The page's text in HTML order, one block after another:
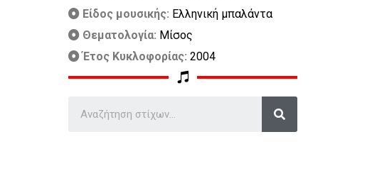
Είδος μουσικής: Ελληνική μπαλάντα
Θεματολογία: Μίσος
Έτος Κυκλοφορίας: 2004